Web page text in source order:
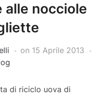
alle nocciole
on 15 Aprile 2013
di riciclo uova di